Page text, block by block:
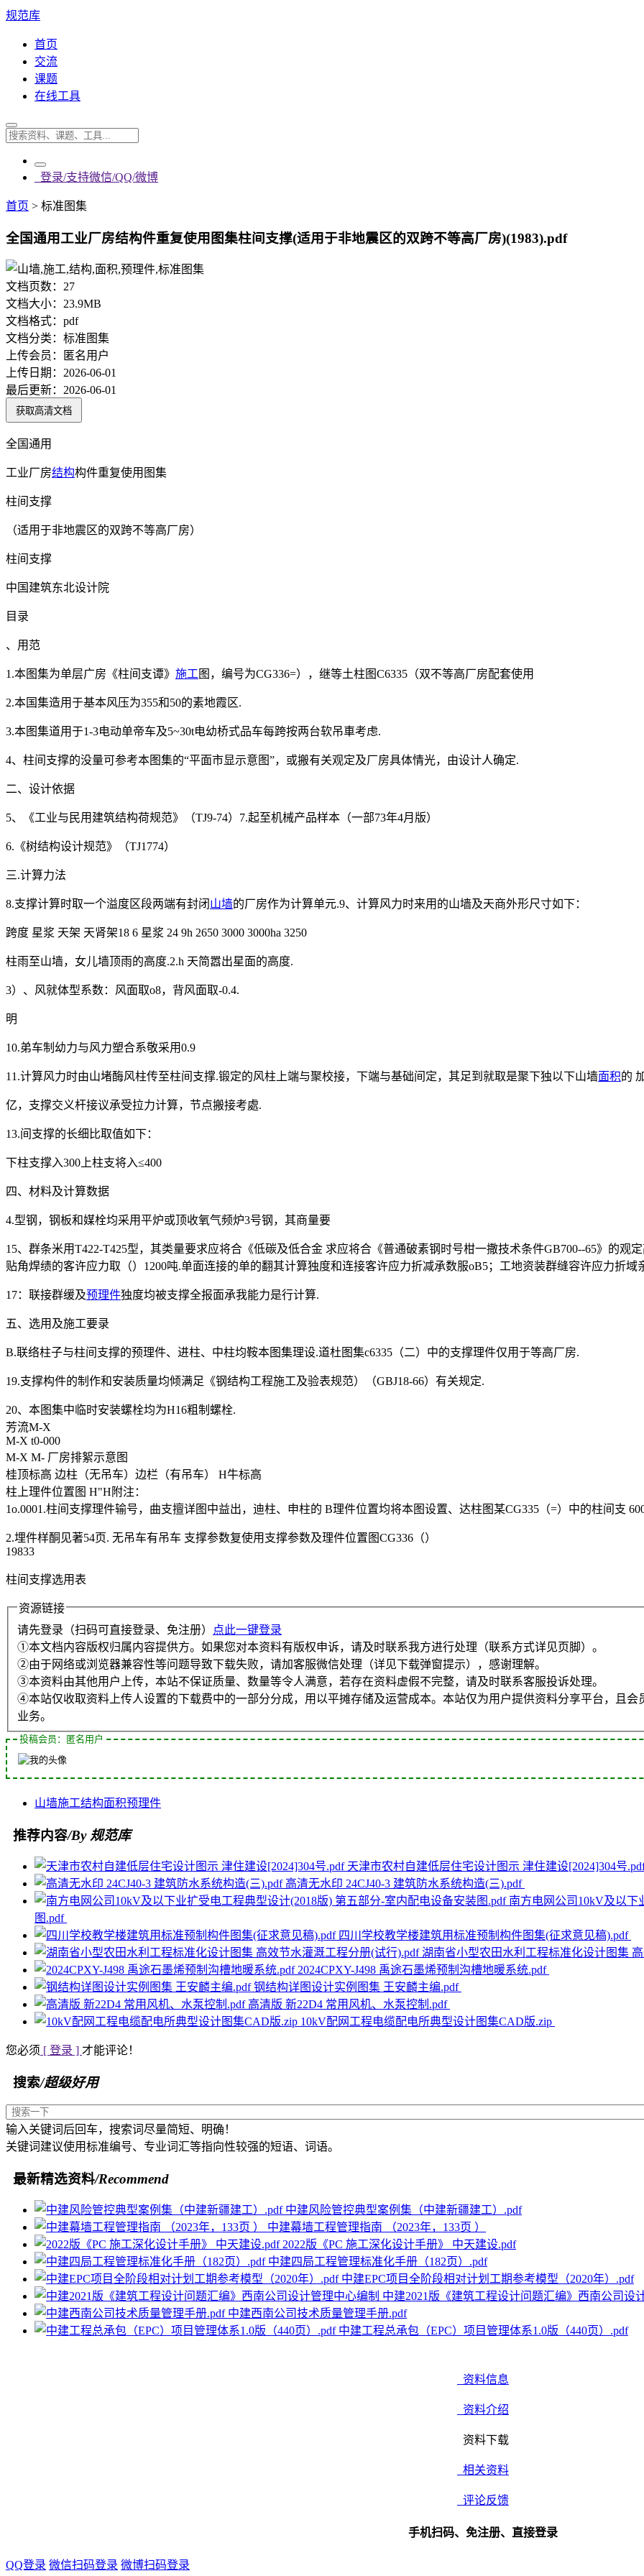
规范库
首页
交流
课题
在线工具
登录/支持微信/QQ/微博
首页 > 标准图集
全国通用工业厂房结构件重复使用图集柱间支撑(适用于非地震区的双跨不等高厂房)(1983).pdf
文档页数： 27
文档大小： 23.9MB
文档格式： pdf
文档分类： 标准图集
上传会员：
匿名用户
上传日期： 2026-06-01
最后更新： 2026-06-01
获取高清文档
全国通用
工业厂房结构构件重复使用图集
柱间支撑
（适用于非地震区的双跨不等高厂房）
柱间支撑
中国建筑东北设计院
目录
、用范
1.本图集为单层广房《柱间支谭》 施工图，编号为CG336=），继等土柱图C6335（双不等高厂房配套使用
2.本国集造用于基本风压为355和50的素地霞区.
3.本图集道用于1-3电动单帝车及5~30t电幼桥式品车每跨按两台软吊車考虑.
4、柱间支撑的没量可参考本图集的“平面市显示意图”，或搬有关观定及厂房具体情光，由设计人确定.
二、设计依据
5、《工业与民用建筑结构荷规范》（TJ9-74）7.起至机械产品样本（一部73年4月版）
6.《树结构设计规范》（TJ1774）
三.计算力法
8.支撑计算时取一个溢度区段两端有封闭 山墙的厂房作为计算单元.9、计算风力时来用的山墙及天商外形尺寸如下：
跨度 星浆 天架 天肾架18 6 星浆 24 9h 2650 3000 3000ha 3250
柱雨至山墙，女儿墙顶雨的高度.2.h 天简嚣出星面的高度.
3）、风就体型系数：风面取o8，背风面取-0.4.
明
10.弟车制幼力与风力塑合系敬采用0.9
11.计算风力时由山堵酶风柱传至柱间支撑.锻定的风柱上端与聚校接，下端与基础间定，其足到就取是聚下独以下山墙面积的
亿，支撑交义杆接议承受拉力计算，节点搬接考處.
13.间支撑的长细比取值如下：
下柱支撑入300上柱支将入≤400
四、材料及计算数据
4.型钢，钢板和媒栓均采用平炉或顶收氧气频炉3号钢，其商量要
15、群条米用T422-T425型，其类量要求应将合《低碳及低合金 求应将合《普通破素钢时号柑一撒技术条件GB700--65》的观
贴角焊绩的客许应力取（）1200吨.单面连接的单的翻其计算独度和连接客许应力折减承数服oB5；工地资装群缝容许应力折域
17：联接群缓及预理件独度均被支撑全报面承我能力是行计算.
五、选用及施工要录
B.联络柱子与柱间支撑的预理件、进柱、中柱均鞍本图集理设.道杜图集c6335（二）中的支撑理件仅用于等高厂房.
19.支撑构件的制作和安装质量均倾满足《钢结构工程施工及验表规范）（GBJ18-66）有关规定.
20、本图集中临时安装螺栓均为H16粗制螺栓.
芳流M-X
M-X t0-000
M-X M- 厂房排絮示意图
桂顶标高 边柱（无吊车）边栏（有吊车） H牛标高
柱上理件位置图 H"H附注：
1o.0001.柱间支撑理件输号，曲支擅详图中益出，迪柱、申柱的 B理件位置均将本图设置、达柱图某CG335（=）中的柱间支
2.埋件样酮见著54页. 无吊车有吊车 支撑参数复使用支撑参数及理件位置图CG336（）
19833
柱间支撑选用表
资源链接
请先登录（扫码可直接登录、免注册）
点此一键登录
①本文档内容版权归属内容提供方。如果您对本资料有版权申诉，请及时联系我方进行处理（联系方式详见页脚）。
②由于网络或浏览器兼容性等问题导致下载失败，请加客服微信处理（详见下载弹窗提示），感谢理解。
③本资料由其他用户上传，本站不保证质量、数量等令人满意，若存在资料虚假不完整，请及时联系客服投诉处理。
④本站仅收取资料上传人设置的下载费中的一部分分成，用以平摊存储及运营成本。本站仅为用户提供资料分享平台，且
业务。
投稿会员：匿名用户
山墙施工结构面积预理件
推荐内容/By 规范库
天津市农村自建低层住宅设计图示 津住建设[2024]304号
高清无水印 24CJ40-3 建筑防水系统构造(三).pdf
南方电网公司10kV及以下
图.pdf
四川学校教学楼建筑用标准预制构件图集(征求意见稿).pdf
湖南省小型农田水利工程标准化设计图集
2024CPXY-J498 禹途石墨烯预制沟槽地暖系统.pdf
钢结构详图设计实例图集 王安麟主编.pdf
高清版 新22D4 常用风机、水泵控制.pdf
10kV配网工程电缆配电所典型设计图集CAD版.zip
您必须 [ 登录 ] 才能评论！
搜索/超级好用
输入关键词后回车，搜索词尽量简短、明确！
关键词建议使用标准编号、专业词汇等指向性较强的短语、词语。
最新精选资料/Recommend
中建风险管控典型案例集（中建新疆建工）.pdf
中建幕墙工程管理指南 （2023年，133页 ）
2022版《PC 施工深化设计手册》 中天建设.pdf
中建四局工程管理标准化手册（182页）.pdf
中建EPC项目全阶段相对计划工期参考模型（2020年）.pdf
中建2021版《建筑工程设计问题汇编》西南公司设
中建西南公司技术质量管理手册.pdf
中建工程总承包（EPC）项目管理体系1.0版（440页）.pdf
资料信息
资料介绍
资料下载
相关资料
评论反馈
手机扫码、免注册、直接登录
QQ登录 微信扫码登录 微博扫码登录